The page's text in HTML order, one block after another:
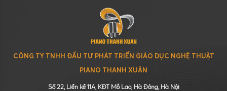
CÔNG TY TNHH ĐẦU TƯ PHÁT TRIỂN GIÁO DỤC NGHỆ THUẬT
PIANO THANH XUÂN
Số 22, Liền kề 11A, KĐT Mỗ Lao, Hà Đông, Hà Nội